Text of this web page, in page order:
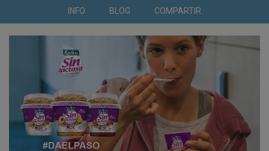
INFO BLOG COMPARTIR